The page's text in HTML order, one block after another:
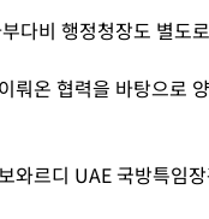
다비 행정청장도 별도
뤄온 협력을 바탕으로
와르디 UAE 국방특임